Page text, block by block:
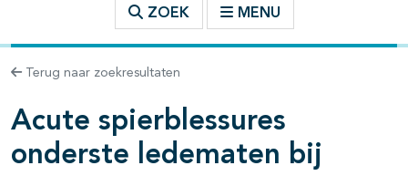
ZOEK MENU
Terug naar zoekresultaten
Acute spierblessures
onderste ledematen bij